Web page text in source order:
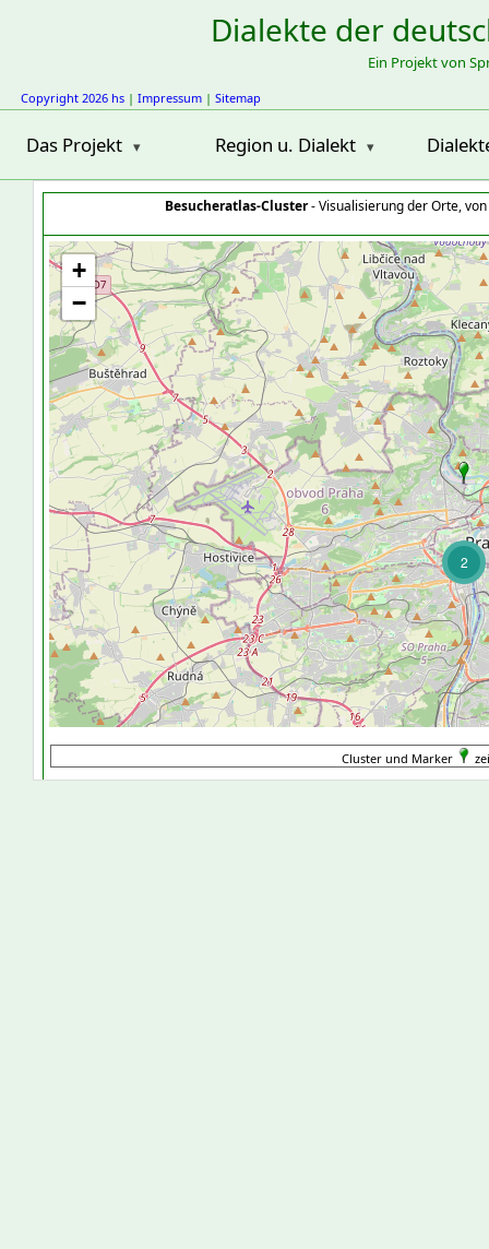
Dialekte der
Ein Projekt von
Copyright 2026 hs | Impressum | Sitemap
Das Projekt Region u. Dialekt
Besucheratlas-Cluster- Visualisierung der Orte,
2
+
−
Cluster und Marker